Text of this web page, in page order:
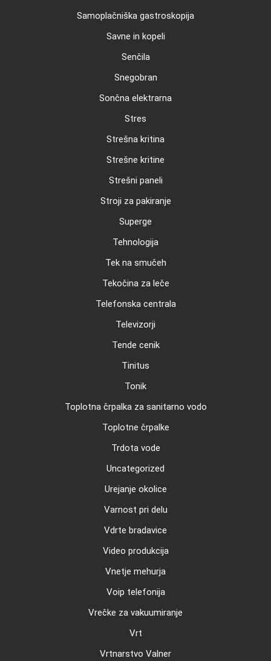
Samoplačniška gastroskopija
Savne in kopeli
Senčila
Snegobran
Sončna elektrarna
Stres
Strešna kritina
Strešne kritine
Strešni paneli
Stroji za pakiranje
Superge
Tehnologija
Tek na smučeh
Tekočina za leče
Telefonska centrala
Televizorji
Tende cenik
Tinitus
Tonik
Toplotna črpalka za sanitarno vodo
Toplotne črpalke
Trdota vode
Uncategorized
Urejanje okolice
Varnost pri delu
Vdrte bradavice
Video produkcija
Vnetje mehurja
Voip telefonija
Vrečke za vakuumiranje
Vrt
Vrtnarstvo Valner